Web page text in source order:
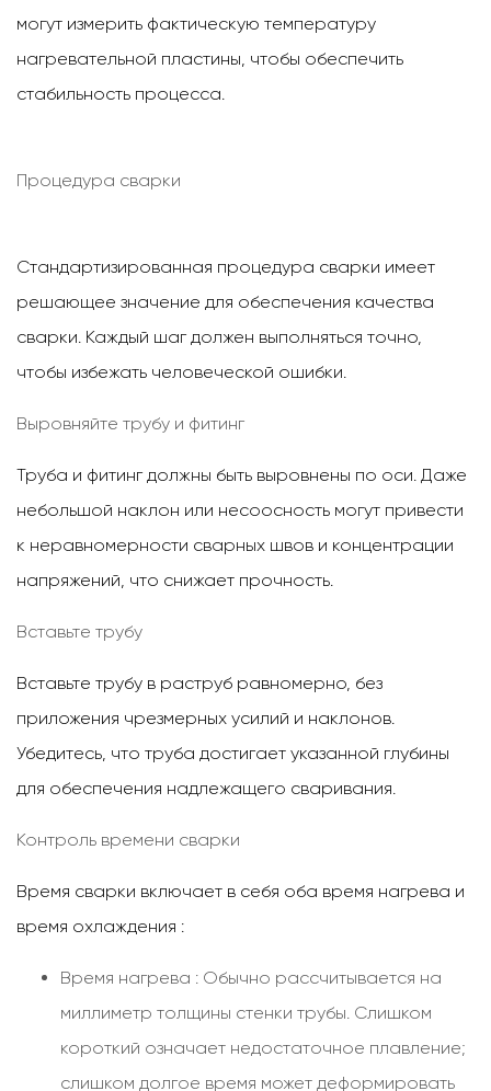
могут измерить фактическую температуру
нагревательной пластины, чтобы обеспечить
стабильность процесса.
Процедура сварки
Стандартизированная процедура сварки имеет
решающее значение для обеспечения качества
сварки. Каждый шаг должен выполняться точно,
чтобы избежать человеческой ошибки.
Выровняйте трубу и фитинг
Труба и фитинг должны быть выровнены по оси. Даже
небольшой наклон или несоосность могут привести
к неравномерности сварных швов и концентрации
напряжений, что снижает прочность.
Вставьте трубу
Вставьте трубу в раструб равномерно, без
приложения чрезмерных усилий и наклонов.
Убедитесь, что труба достигает указанной глубины
для обеспечения надлежащего сваривания.
Контроль времени сварки
Время сварки включает в себя оба время нагрева и
время охлаждения :
Время нагрева : Обычно рассчитывается на
миллиметр толщины стенки трубы. Слишком
короткий означает недостаточное плавление;
слишком долгое время может деформировать